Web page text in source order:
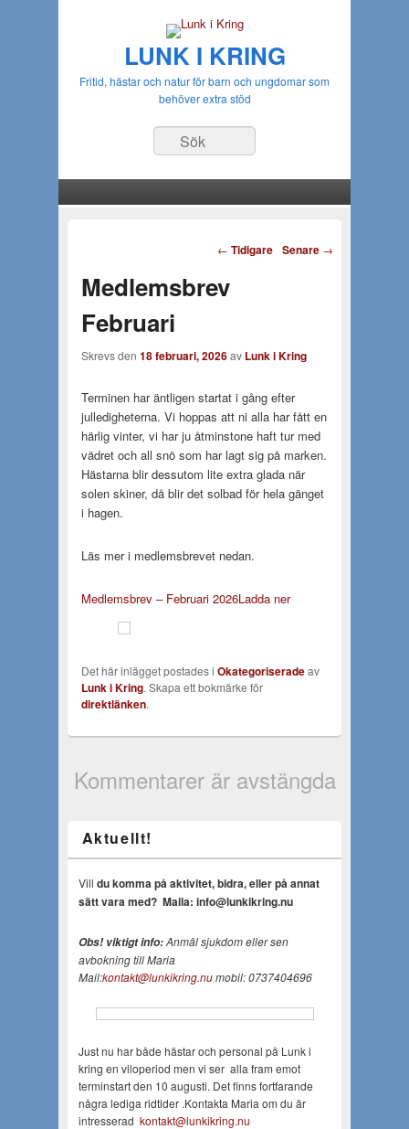
LUNK I KRING
Fritid, hästar och natur för barn och ungdomar som
behöver extra stöd
Inläggsnavigering
← Tidigare Senare →
Medlemsbrev
Februari
Skrevs den 18 februari, 2026av Lunk i Kring
Terminen har äntligen startat i gång efter
julledigheterna. Vi hoppas att ni alla har fått en
härlig vinter, vi har ju åtminstone haft tur med
vädret och all snö som har lagt sig på marken.
Hästarna blir dessutom lite extra glada när
solen skiner, då blir det solbad för hela gänget
i hagen.
Läs mer i medlemsbrevet nedan.
Medlemsbrev – Februari 2026Ladda ner
Det här inlägget postades i Okategoriseradeav
Lunk i Kring. Skapa ett bokmärke för
direktlänken.
Kommentarer är avstängda
Aktuellt!
Vill du komma på aktivitet, bidra, eller på annat
sätt vara med? Maila: info@lunkikring.nu
Obs! viktigt info:Anmäl sjukdom eller sen
avbokning till Maria
Mail:kontakt@lunkikring.nu mobil: 0737404696
Just nu har både hästar och personal på Lunk i
kring en viloperiod men vi ser alla fram emot
terminstart den 10 augusti. Det finns fortfarande
några lediga ridtider .Kontakta Maria om du är
intresserad kontakt@lunkikring.nu